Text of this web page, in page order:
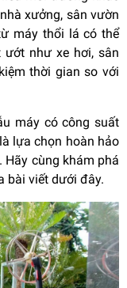
xưởng, sân vườn
máy thổi lá có thể
như xe hơi, sân
thời gian so với
máy có công suất
lựa chọn hoàn hảo
Hãy cùng khám phá
bài viết dưới đây.